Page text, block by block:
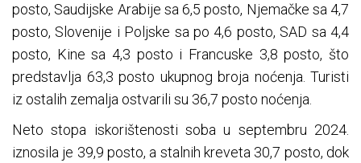
posto, Saudijske Arabije sa 6,5 posto, Njemačke sa 4,7
posto, Slovenije i Poljske sa po 4,6 posto, SAD sa 4,4
posto, Kine sa 4,3 posto i Francuske 3,8 posto, što
predstavlja 63,3 posto ukupnog broja noćenja. Turisti
iz ostalih zemalja ostvarili su 36,7 posto noćenja.
Neto stopa iskorištenosti soba u septembru 2024.
iznosila je 39,9 posto, a stalnih kreveta 30,7 posto, dok